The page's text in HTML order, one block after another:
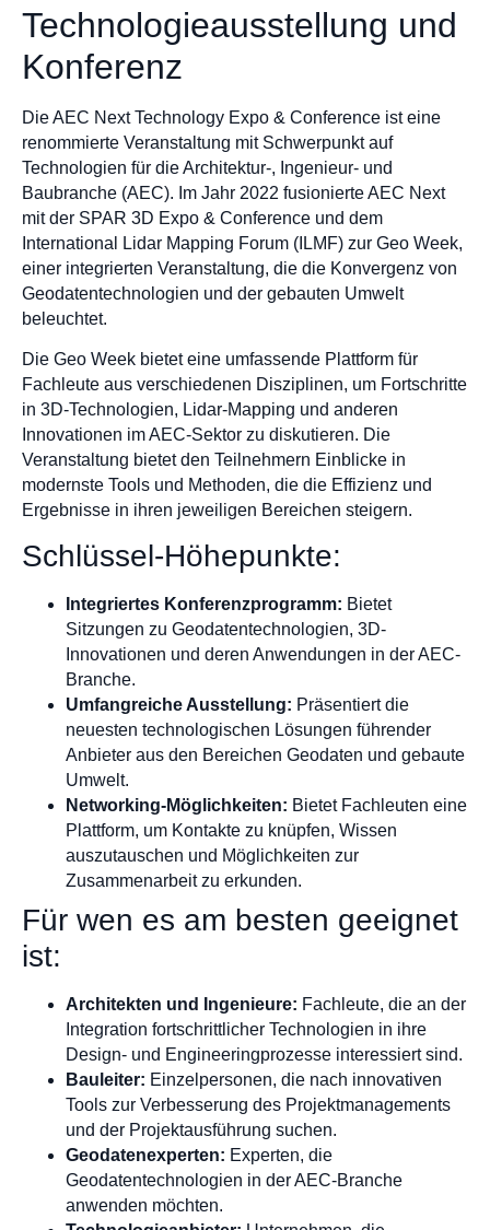
Technologieausstellung und
Konferenz
Die AEC Next Technology Expo & Conference ist eine
renommierte Veranstaltung mit Schwerpunkt auf
Technologien für die Architektur-, Ingenieur- und
Baubranche (AEC). Im Jahr 2022 fusionierte AEC Next
mit der SPAR 3D Expo & Conference und dem
International Lidar Mapping Forum (ILMF) zur Geo Week,
einer integrierten Veranstaltung, die die Konvergenz von
Geodatentechnologien und der gebauten Umwelt
beleuchtet.
Die Geo Week bietet eine umfassende Plattform für
Fachleute aus verschiedenen Disziplinen, um Fortschritte
in 3D-Technologien, Lidar-Mapping und anderen
Innovationen im AEC-Sektor zu diskutieren. Die
Veranstaltung bietet den Teilnehmern Einblicke in
modernste Tools und Methoden, die die Effizienz und
Ergebnisse in ihren jeweiligen Bereichen steigern.
Schlüssel-Höhepunkte:
Integriertes Konferenzprogramm: Bietet
Sitzungen zu Geodatentechnologien, 3D-
Innovationen und deren Anwendungen in der AEC-
Branche.
Umfangreiche Ausstellung: Präsentiert die
neuesten technologischen Lösungen führender
Anbieter aus den Bereichen Geodaten und gebaute
Umwelt.
Networking-Möglichkeiten: Bietet Fachleuten eine
Plattform, um Kontakte zu knüpfen, Wissen
auszutauschen und Möglichkeiten zur
Zusammenarbeit zu erkunden.
Für wen es am besten geeignet
ist:
Architekten und Ingenieure: Fachleute, die an der
Integration fortschrittlicher Technologien in ihre
Design- und Engineeringprozesse interessiert sind.
Bauleiter: Einzelpersonen, die nach innovativen
Tools zur Verbesserung des Projektmanagements
und der Projektausführung suchen.
Geodatenexperten: Experten, die
Geodatentechnologien in der AEC-Branche
anwenden möchten.